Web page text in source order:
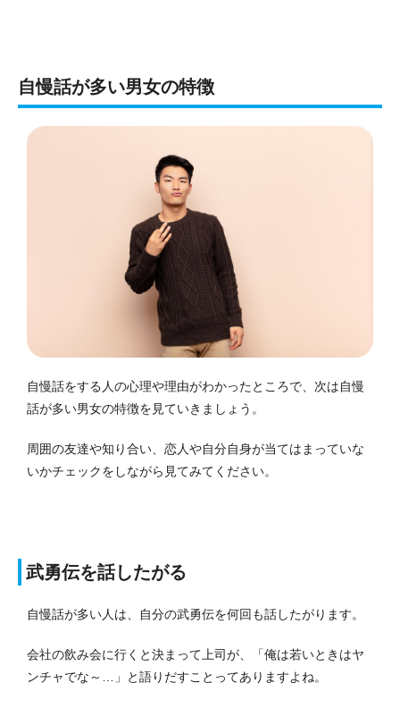
自慢話が多い男女の特徴
自慢話をする人の心理や理由がわかったところで、次は自慢
話が多い男女の特徴を見ていきましょう。
周囲の友達や知り合い、恋人や自分自身が当てはまっていな
いかチェックをしながら見てみてください。
武勇伝を話したがる
自慢話が多い人は、自分の武勇伝を何回も話したがります。
会社の飲み会に行くと決まって上司が、「俺は若いときはヤ
ンチャでな～…」と語りだすことってありますよね。